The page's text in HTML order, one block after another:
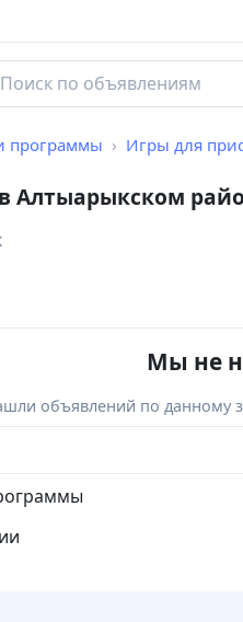
программы Игры для
Алтыарыкском
Мы не
объявлений по данному